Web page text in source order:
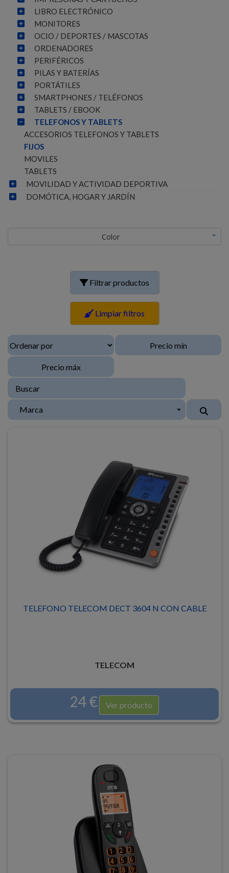
LIBRO ELECTRÓNICO
MONITORES
OCIO / DEPORTES / MASCOTAS
ORDENADORES
PERIFÉRICOS
PILAS Y BATERÍAS
PORTÁTILES
SMARTPHONES / TELÉFONOS
TABLETS / EBOOK
TELEFONOS Y TABLETS
ACCESORIOS TELEFONOS Y TABLETS
FIJOS
MOVILES
TABLETS
MOVILIDAD Y ACTIVIDAD DEPORTIVA
DOMÓTICA, HOGAR Y JARDÍN
Color
Filtrar productos
Limpiar filtros
Marca
TELEFONO TELECOM DECT 3604 N CON CABLE
TELECOM
24 € Ver producto